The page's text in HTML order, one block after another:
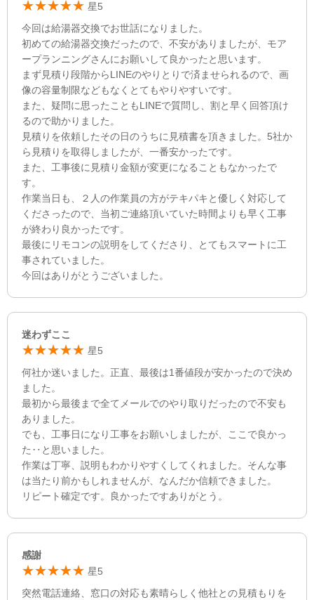
星5
今回は給湯器交換でお世話になりました。
初めての給湯器交換だったので、不安がありましたが、モア
ープランニングさんにお願いして良かったと思います。
まず見積り段階からLINEのやりとりで済ませられるので、画
像の容量制限などもなくとてもやりやすいです。
また、疑問に思ったこともLINEで質問し、割と早く回答頂け
るので助かりました。
見積りを依頼したその日のうちに見積書を頂きました。5社か
ら見積りを取得しましたが、一番安かったです。
また、工事後に見積り金額が変更になることもなかったで
す。
作業当日も、２人の作業員の方がテキパキと優しく対応して
くださったので、当初ご連絡頂いていた時間よりも早く工事
が終わり良かったです。
最後にリモコンの説明をしてくださり、とてもスマートに工
事されていました。
今回はありがとうございました。
迷わずここ
星5
何社か迷いました。正直、最後は1番値段が安かったので決め
ました。
最初から最後まで全てメールでのやり取りだったので不安も
ありました。
でも、工事日になり工事をお願いしましたが、ここで良かっ
た‥と思いました。
作業は丁寧、説明もわかりやすくしてくれました。そんな事
は当たり前かもしれませんが、なんだか信頼できました。
リピート確定です。良かったですありがとう。
感謝
星5
突然電話連絡、窓口の対応も素晴らしく他社との見積もりを